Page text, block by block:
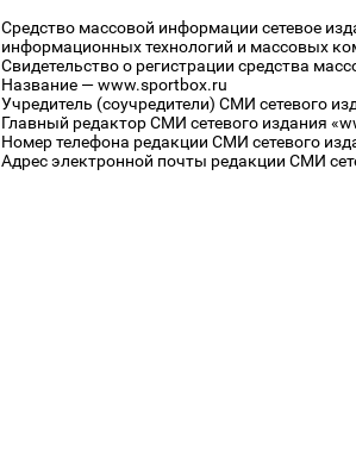
Средство массовой информации сетевое
информационных технологий и массовых
Свидетельство о регистрации средства
Название — www.sportbox.ru
Учредитель (соучредители) СМИ сетевого
Главный редактор СМИ сетевого издания
Номер телефона редакции СМИ сетевого
Адрес электронной почты редакции СМИ